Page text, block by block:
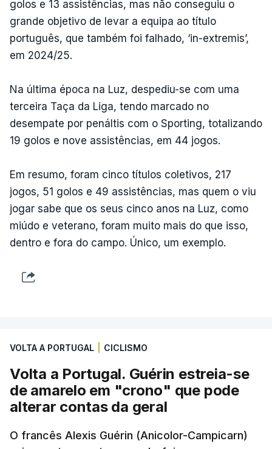
golos e 13 assistências, mas não conseguiu o
grande objetivo de levar a equipa ao título
português, que também foi falhado, ‘in-extremis’,
em 2024/25.
Na última época na Luz, despediu-se com uma
terceira Taça da Liga, tendo marcado no
desempate por penáltis com o Sporting, totalizando
19 golos e nove assistências, em 44 jogos.
Em resumo, foram cinco títulos coletivos, 217
jogos, 51 golos e 49 assistências, mas quem o viu
jogar sabe que os seus cinco anos na Luz, como
miúdo e veterano, foram muito mais do que isso,
dentro e fora do campo. Único, um exemplo.
VOLTA A PORTUGAL CICLISMO
Volta a Portugal. Guérin estreia-se
de amarelo em "crono" que pode
alterar contas da geral
O francês Alexis Guérin (Anicolor-Campicarn)